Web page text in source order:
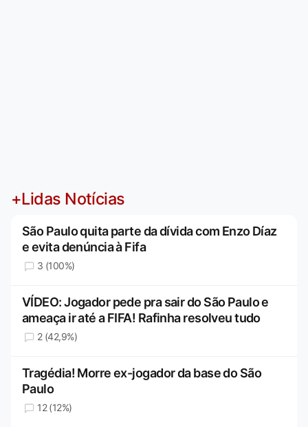
+Lidas Notícias
São Paulo quita parte da dívida com Enzo Díaz
e evita denúncia à Fifa
3 (100%)
VÍDEO: Jogador pede pra sair do São Paulo e
ameaça ir até a FIFA! Rafinha resolveu tudo
2 (42,9%)
Tragédia! Morre ex-jogador da base do São
Paulo
12 (12%)